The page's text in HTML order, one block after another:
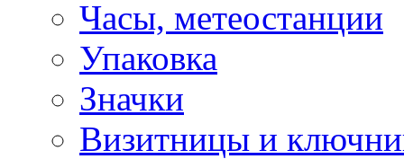
Часы, метеостанции
Упаковка
Значки
Визитницы и